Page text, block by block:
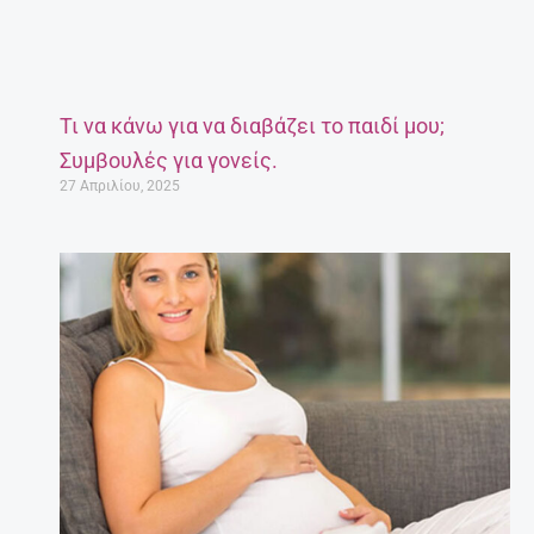
Τι να κάνω για να διαβάζει το παιδί μου;
Συμβουλές για γονείς.
27 Απριλίου, 2025